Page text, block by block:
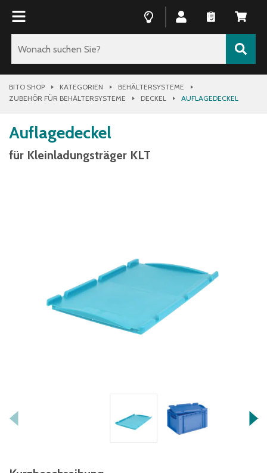
BITO SHOP KATEGORIEN
BEHÄLTERSYSTEME
ZUBEHÖR FÜR BEHÄLTERSYSTEME
DECKEL AUFLAGEDECKEL
Auflagedeckel
für Kleinladungsträger KLT